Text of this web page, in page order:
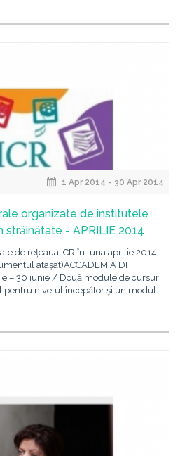
1 Apr 2014 - 30 Apr 2014
organizate de institutele
- APRILIE 2014
de rețeaua ICR în luna aprilie 2014
atașat)ACCADEMIA DI
– 30 iunie / Două module de cursuri
nivelul începător şi un modul